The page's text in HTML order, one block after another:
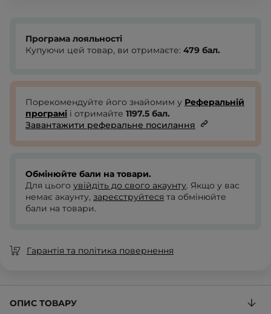
Програма лояльності
Купуючи цей товар, ви отримаєте: 479 бал.
Порекомендуйте його знайомим у Реферальній
програмі і отримайте 1197.5 бал.
Завантажити реферальне посилання
Обмінюйте бали на товари.
Для цього увійдіть до свого акаунту. Якщо у вас
немає акаунту, зареєструйтеся та обмінюйте
бали на товари.
Гарантія та політика повернення
ОПИС ТОВАРУ